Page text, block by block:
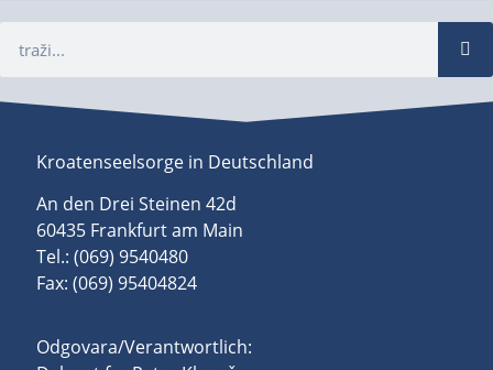
Kroatenseelsorge in Deutschland
An den Drei Steinen 42d
60435 Frankfurt am Main
Tel.: (069) 9540480
Fax: (069) 95404824
Odgovara/Verantwortlich: